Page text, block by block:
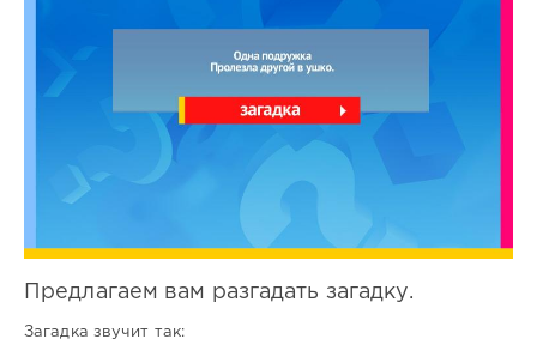
Предлагаем вам разгадать загадку.
Загадка звучит так: